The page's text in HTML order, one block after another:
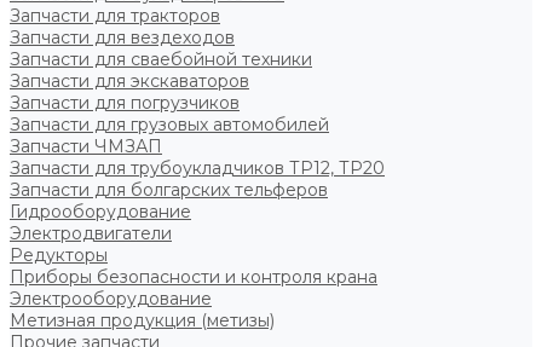
Запчасти для тракторов
Запчасти для вездеходов
Запчасти для сваебойной техники
Запчасти для экскаваторов
Запчасти для погрузчиков
Запчасти для грузовых автомобилей
Запчасти ЧМЗАП
Запчасти для трубоукладчиков ТР12, ТР20
Запчасти для болгарских тельферов
Гидрооборудование
Электродвигатели
Редукторы
Приборы безопасности и контроля крана
Электрооборудование
Метизная продукция (метизы)
Прочие запчасти